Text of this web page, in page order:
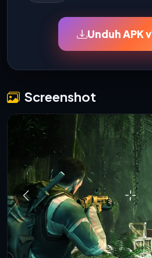
Unduh APK
Screenshot